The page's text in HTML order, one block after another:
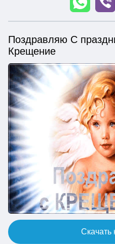
Поздравляю С
Крещение
Скачать